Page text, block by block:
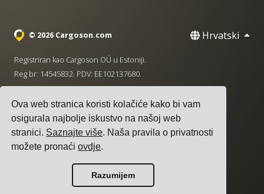
Ova web stranica koristi kolačiće kako bi vam
osigurala najbolje iskustvo na našoj web
stranici. Saznajte više. Naša pravila o privatnosti
možete pronaćiovdje.
Razumijem
© 2026 Cargoson.com Hrvatski
Registriran kao Cargoson OÜ u Estoniji.
Reg br: 14545832. PDV: EE102137680.
·
Uvjeti pružanja usluge| Pravila privatnosti
kolačićima